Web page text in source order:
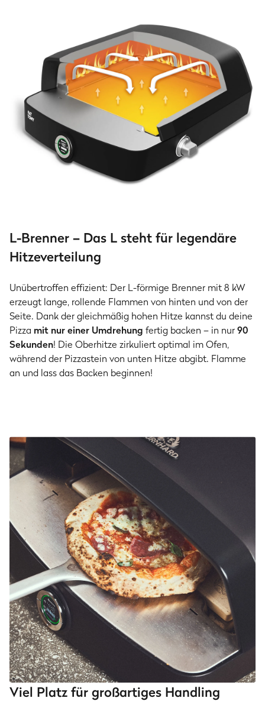
L-Brenner – Das L steht für legendäre
Hitzeverteilung
Unübertroffen effizient: Der L-förmige Brenner mit 8 kW
erzeugt lange, rollende Flammen von hinten und von der
Seite. Dank der gleichmäßig hohen Hitze kannst du deine
Pizza mit nur einer Umdrehung fertig backen – in nur90
Sekunden! Die Oberhitze zirkuliert optimal im Ofen,
während der Pizzastein von unten Hitze abgibt. Flamme
an und lass das Backen beginnen!
Viel Platz für großartiges Handling